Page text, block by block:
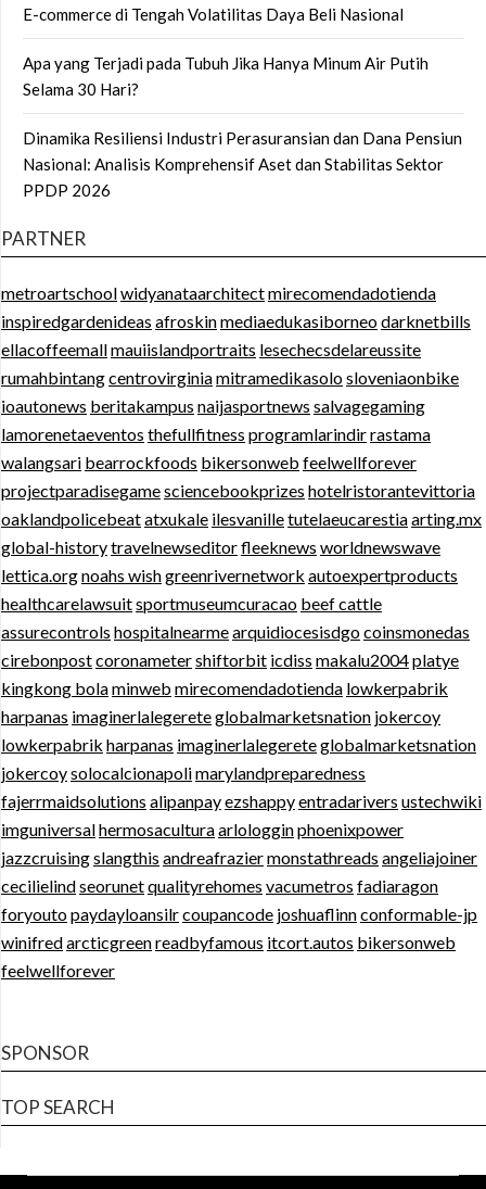
E-commerce di Tengah Volatilitas Daya Beli Nasional
Apa yang Terjadi pada Tubuh Jika Hanya Minum Air Putih
Selama 30 Hari?
Dinamika Resiliensi Industri Perasuransian dan Dana Pensiun
Nasional: Analisis Komprehensif Aset dan Stabilitas Sektor
PPDP 2026
PARTNER
metroartschoolwidyanataarchitectmirecomendadotienda
inspiredgardenideas afroskinmediaedukasiborneodarknetbills
ellacoffeemallmauiislandportraits lesechecsdelareussite
rumahbintangcentrovirginiamitramedikasolosloveniaonbike
ioautonews beritakampus naijasportnews salvagegaming
lamorenetaeventos thefullfitness programlarindirrastama
walangsari bearrockfoods bikersonweb feelwellforever
projectparadisegamesciencebookprizes hotelristorantevittoria
oaklandpolicebeatatxukale ilesvanilletutelaeucarestiaarting.mx
global-historytravelnewseditorfleeknews worldnewswave
lettica.orgnoahs wishgreenrivernetwork autoexpertproducts
healthcarelawsuitsportmuseumcuracao beef cattle
assurecontrols hospitalnearmearquidiocesisdgocoinsmonedas
cirebonpostcoronametershiftorbit icdiss makalu2004platye
kingkong bolaminweb mirecomendadotienda lowkerpabrik
harpanas imaginerlalegereteglobalmarketsnation jokercoy
lowkerpabrik harpanas imaginerlalegereteglobalmarketsnation
jokercoysolocalcionapolimarylandpreparedness
fajerrmaidsolutions alipanpayezshappyentradarivers ustechwiki
imguniversalhermosaculturaarlologginphoenixpower
jazzcruisingslangthis andreafraziermonstathreads angeliajoiner
cecilielindseorunetqualityrehomes vacumetros fadiaragon
foryoutopaydayloansilrcoupancode joshuaflinnconformable-jp
winifredarcticgreenreadbyfamous itcort.autos bikersonweb
feelwellforever
SPONSOR
TOP SEARCH